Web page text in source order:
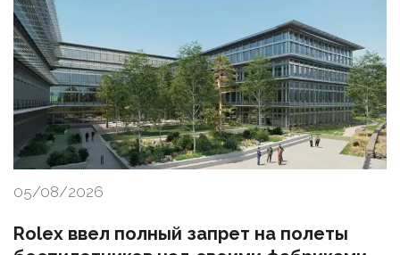
05/08/2026
Rolex ввел полный запрет на полеты